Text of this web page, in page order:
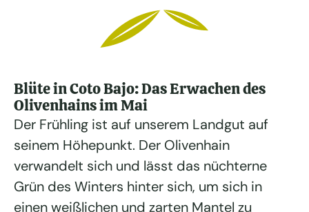
Blüte in Coto Bajo: Das Erwachen des
Olivenhains im Mai
Der Frühling ist auf unserem Landgut auf
seinem Höhepunkt. Der Olivenhain
verwandelt sich und lässt das nüchterne
Grün des Winters hinter sich, um sich in
einen weißlichen und zarten Mantel zu